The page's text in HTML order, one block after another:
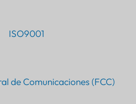
ISO9001
de Comunicaciones (FCC)